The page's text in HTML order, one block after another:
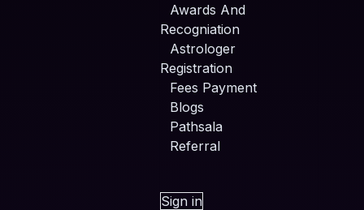
Awards And
Recogniation
Astrologer
Registration
Fees Payment
Blogs
Pathsala
Referral
Sign in